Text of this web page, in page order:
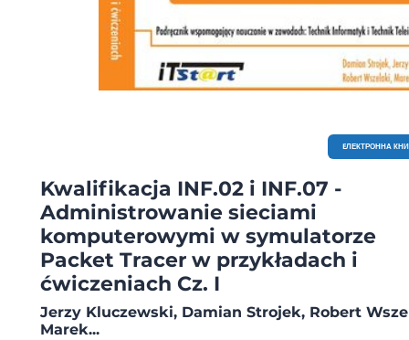
EЛЕКТРОННА
Kwalifikacja INF.02 i INF.07 -
Administrowanie sieciami
komputerowymi w symulatorze
Packet Tracer w przykładach i
ćwiczeniach Cz. I
Jerzy Kluczewski, Damian Strojek, Robert
Marek...